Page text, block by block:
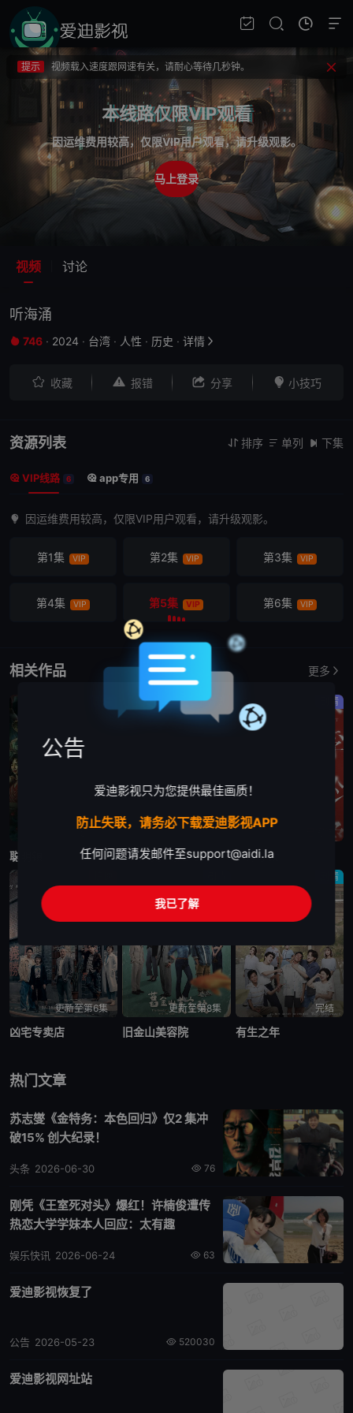
提示
提示
如果无法播放请重新刷新页面，或者切换线路。
提示
视频载入速度跟网速有关，请耐心等待几秒钟。
不要轻易相信视频中的广告，谨防上当受骗!
本线路仅限VIP观看
因运维费用较高，仅限VIP用户观看，请升级观影。
马上登录
视频 讨论
听海涌
 746 · 2024 · 台湾 · 人性 · 历史 · 详情 
 收藏  报错  分享  小技巧
资源列表  排序  单列  下集
 VIP线路 6  app专用 6
因运维费用较高，仅限VIP用户观看，请升级观影。
第1集 VIP 第2集 VIP 第3集 VIP
第4集 VIP 第5集 VIP 第6集 VIP
相关作品 更多
已完结
聪明镇
喜剧
已完结
欠你的那场婚礼
剧情
人浮于爱
更新至第6集
凶宅专卖店
更新至第8集
旧金山美容院
剧情
完结
有生之年
热门文章
苏志燮《金特务：本色回归》仅2 集冲
破15% 创大纪录！
76
头条 2026-06-30
刚凭《王室死对头》爆红！许楠俊遭传
热恋大学学妹本人回应：太有趣
63
娱乐快讯 2026-06-24
爱迪影视恢复了
520030
公告 2026-05-23
爱迪影视网址站
公告
爱迪影视只为您提供最佳画质！
防止失联，请务必下载爱迪影视APP
任何问题请发邮件至support@aidi.la
我已了解